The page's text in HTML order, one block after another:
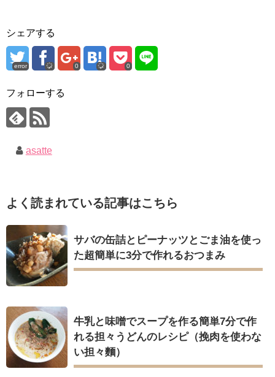
シェアする
error 0 0
フォローする
asatte
よく読まれている記事はこちら
サバの缶詰とピーナッツとごま油を使っ
た超簡単に3分で作れるおつまみ
牛乳と味噌でスープを作る簡単7分で作
れる担々うどんのレシピ（挽肉を使わな
い担々麵）